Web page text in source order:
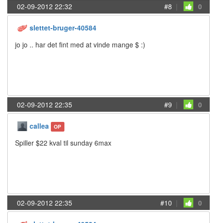
02-09-2012 22:32 #8 | 0
slettet-bruger-40584
jo jo .. har det fint med at vinde mange $ :)
02-09-2012 22:35 #9 | 0
callea OP
Spiller $22 kval til sunday 6max
02-09-2012 22:35 #10 | 0